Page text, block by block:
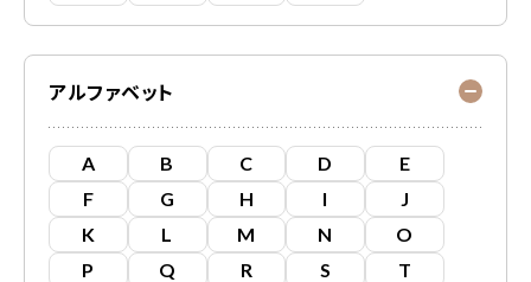
アルファベット
A B C D
E
F
G H I
J
K
L M N
O
P
Q R S
T